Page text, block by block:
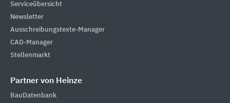
Serviceübersicht
Newsletter
Ausschreibungstexte-Manager
CAD-Manager
Stellenmarkt
Partner von Heinze
BauDatenbank